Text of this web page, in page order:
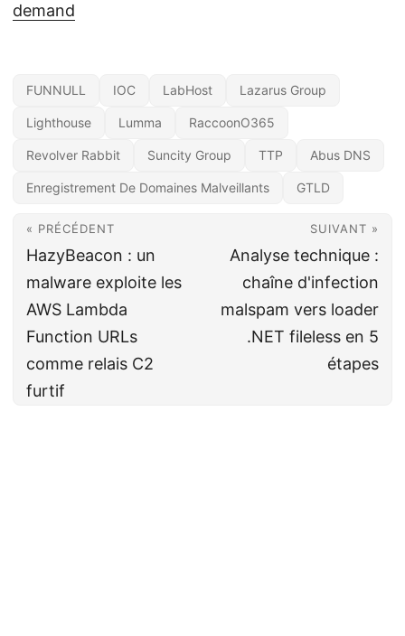
demand
FUNNULL IOC LabHost Lazarus Group
Lighthouse Lumma RaccoonO365
Revolver Rabbit Suncity Group TTP Abus DNS
Enregistrement De Domaines Malveillants GTLD
« PRÉCÉDENT
HazyBeacon : un
malware exploite les
AWS Lambda
Function URLs
comme relais C2
furtif
SUIVANT »
Analyse technique :
chaîne d'infection
malspam vers loader
.NET fileless en 5
étapes